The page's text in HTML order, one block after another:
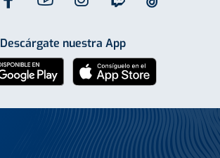
Descárgate nuestra App